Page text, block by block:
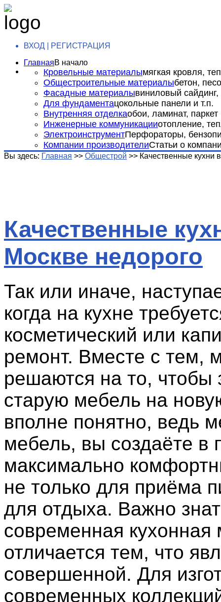
ВХОД | РЕГИСТРАЦИЯ
ГлавнаяВ начало
Кровельные материалымягкая кровля,
Общестроительные материалыбетон,
Фасадные материалывиниловый сайдинг,
Для фундаментацокольные панели и т.п.
Внутренняя отделкаобои, ламинат, паркет
Инженерные коммуникацииотопление,
ЭлектроинструментПерфораторы,
Компании производителиСтатьи о
Вы здесь: Главная >> Общестрой >> Качественные кухни
Качественные
Москве недорого
Так или иначе,
когда на кухне
косметический или
ремонт. Вместе с тем,
решаются на то, чтобы
старую мебель на
вполне понятно, ведь
мебель, вы создаёте в
максимально
не только для приёма
для отдыха. Важно
современная кухонная
отличается тем, что
совершенной. Для
современных